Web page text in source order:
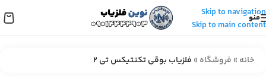
Skip to navigation
Skip to main content
منو
خانه » فروشگاه » فلزیاب بوقی تکنتیکس تی 2